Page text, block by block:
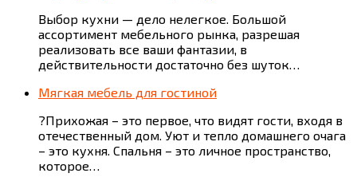
Выбор кухни — дело нелегкое. Большой
ассортимент мебельного рынка, разрешая
реализовать все ваши фантазии, в
действительности достаточно без шуток…
Мягкая мебель для гостиной
?Прихожая – это первое, что видят гости, входя в
отечественный дом. Уют и тепло домашнего очага
– это кухня. Спальня – это личное пространство,
которое…